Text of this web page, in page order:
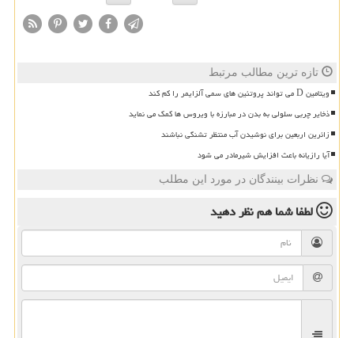
تازه ترین مطالب مرتبط
ویتامین D می تواند پروتئین های سمی آلزایمر را کم کند
ذخایر چربی سلولی به بدن در مبارزه با ویروس ها کمک می نماید
زائرین اربعین برای نوشیدن آب منتظر تشنگی نباشند
آیا رازیانه باعث افزایش شیرمادر می شود
نظرات بینندگان در مورد این مطلب
لطفا شما همنظر دهید